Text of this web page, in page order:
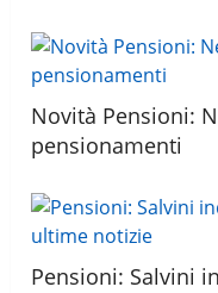
Novità Pensioni:
pensionamenti
Pensioni: Salvini